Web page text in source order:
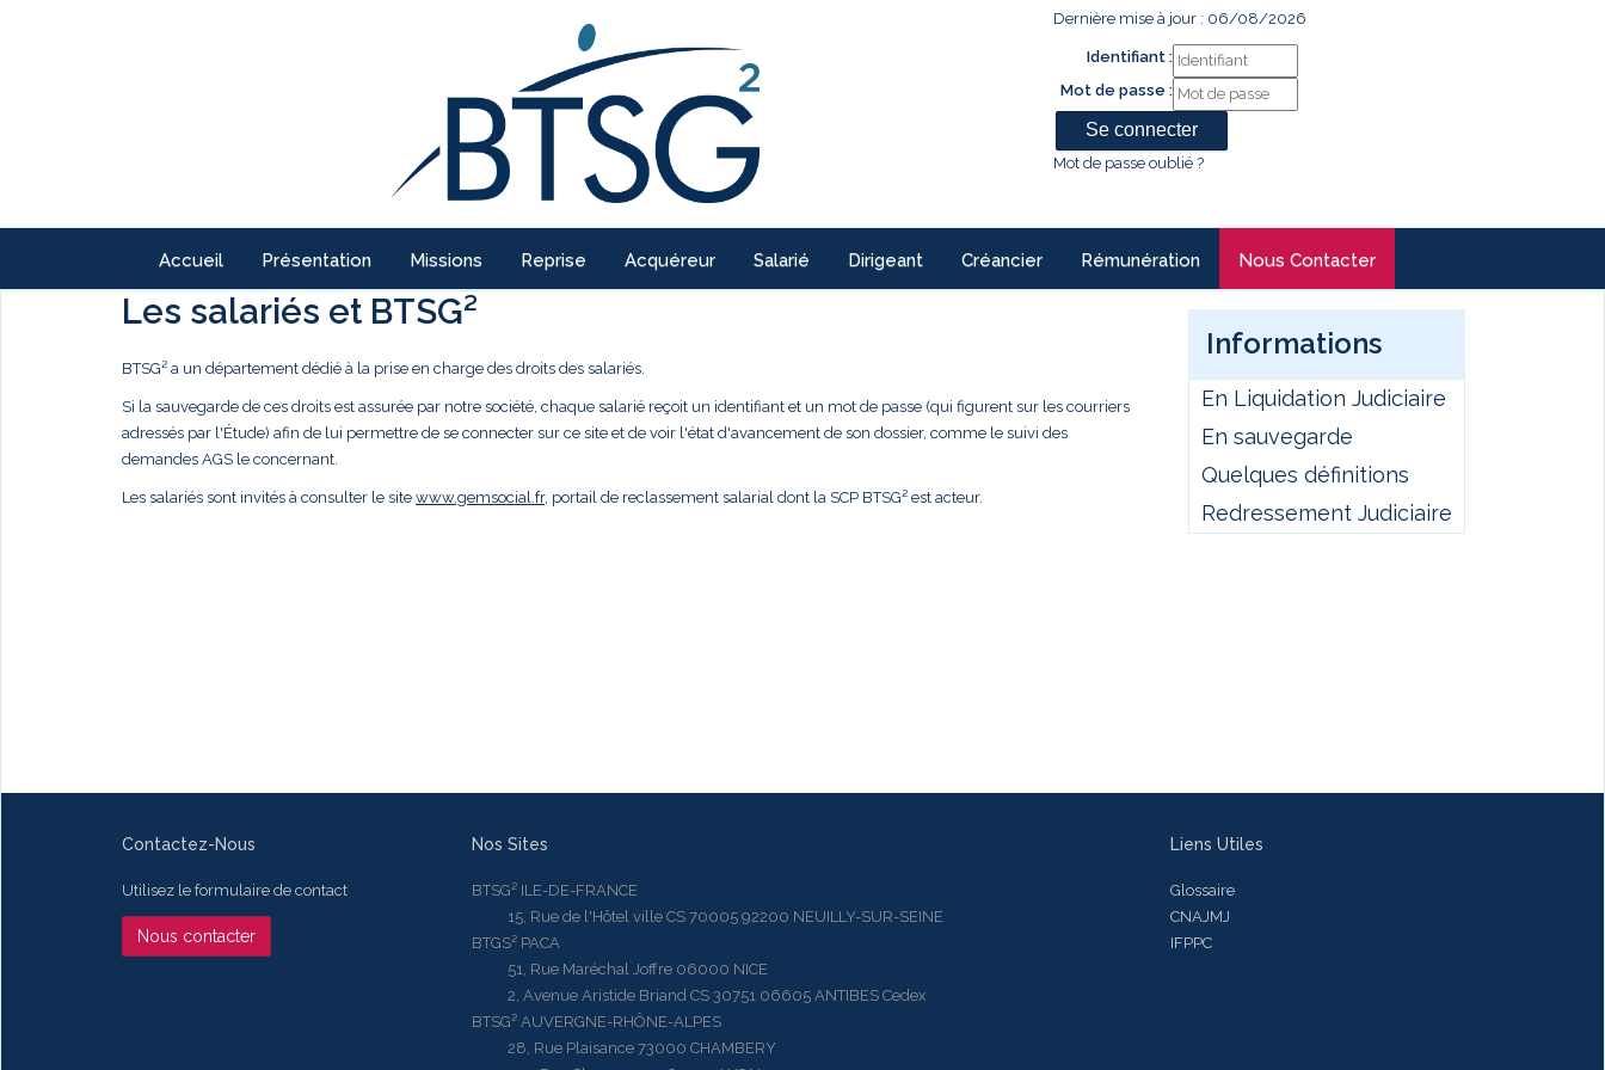
Dernière mise à jour : 06/08/2026
Identifiant :
Mot de passe :
Mot de passe oublié ?
Accueil Présentation Missions Reprise Acquéreur Salarié Dirigeant Créancier Rémunération Nous Contacter
Les salariés et BTSG²
BTSG² a un département dédié à la prise en charge des droits des salariés.
Si la sauvegarde de ces droits est assurée par notre société, chaque salarié reçoit un identifiant et un mot de passe (qui figurent sur les courriers
adressés par l'Étude) afin de lui permettre de se connecter sur ce site et de voir l'état d'avancement de son dossier, comme le suivi des
demandes AGS le concernant.
Les salariés sont invités à consulter le site www.gemsocial.fr, portail de reclassement salarial dont la SCP BTSG² est acteur.
Informations
En Liquidation Judiciaire
En sauvegarde
Quelques définitions
Redressement Judiciaire
Contactez-Nous
Utilisez le formulaire de contact
Nous contacter
Nos Sites
BTSG² ILE-DE-FRANCE
15, Rue de l'Hôtel ville CS 70005 92200 NEUILLY-SUR-SEINE
BTGS² PACA
51, Rue Maréchal Joffre 06000 NICE
2, Avenue Aristide Briand CS 30751 06605 ANTIBES Cedex
BTSG² AUVERGNE-RHÔNE-ALPES
28, Rue Plaisance 73000 CHAMBERY
Liens Utiles
Glossaire
CNAJMJ
IFPPC